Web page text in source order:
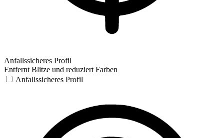
Anfallssicheres Profil
Entfernt Blitze und reduziert Farben
Anfallssicheres Profil